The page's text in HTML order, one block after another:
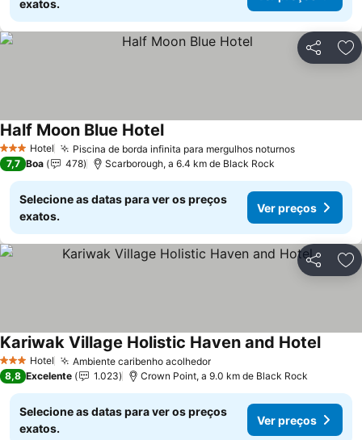
exatos.
Partilhar
3 EstrelasHotel Piscina de borda infinita para mergulhos noturnos
Half Moon Blue Hotel
7,7 Boa 478 Scarborough, a 6.4 km de Black Rock
Selecione as datas para ver os preços
exatos.
Ver preços
Partilhar
3 EstrelasHotel Ambiente caribenho acolhedor
Kariwak Village Holistic Haven and Hotel
8,8 Excelente 1.023 Crown Point, a 9.0 km de Black Rock
Selecione as datas para ver os preços
exatos.
Ver preços